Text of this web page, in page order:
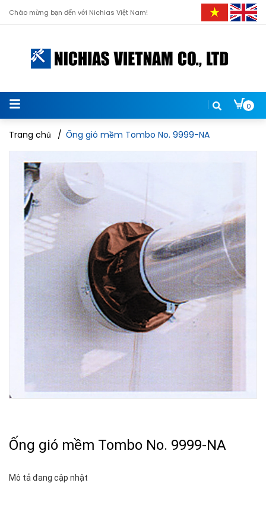
Chào mừng bạn đến với Nichias Việt Nam!
0
Trang chủ / Ống gió mềm Tombo No. 9999-NA
Ống gió mềm Tombo No. 9999-NA
Mô tả đang cập nhật